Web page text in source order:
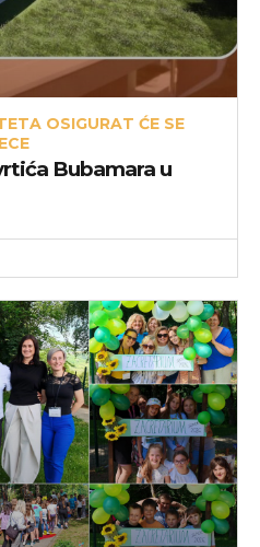
OSIGURAT ĆE SE
Bubamara u